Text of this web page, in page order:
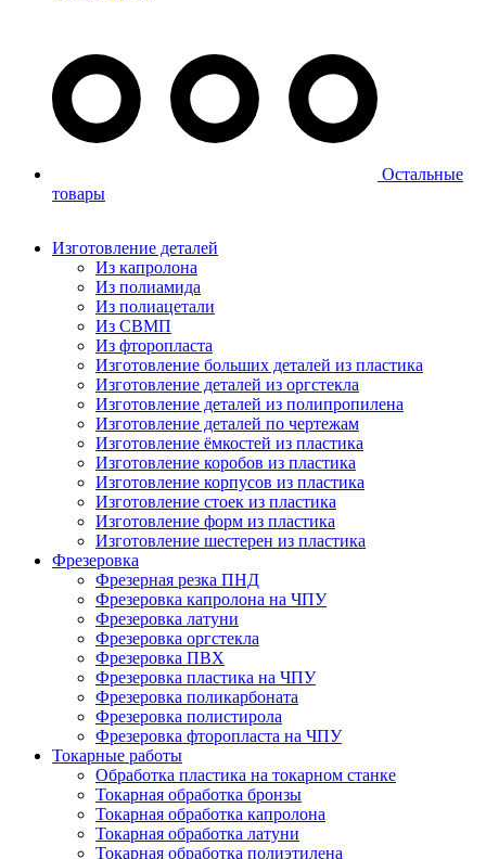
Остальные
товары
Изготовление деталей
Из капролона
Из полиамида
Из полиацетали
Из СВМП
Из фторопласта
Изготовление больших деталей из пластика
Изготовление деталей из оргстекла
Изготовление деталей из полипропилена
Изготовление деталей по чертежам
Изготовление ёмкостей из пластика
Изготовление коробов из пластика
Изготовление корпусов из пластика
Изготовление стоек из пластика
Изготовление форм из пластика
Изготовление шестерен из пластика
Фрезеровка
Фрезерная резка ПНД
Фрезеровка капролона на ЧПУ
Фрезеровка латуни
Фрезеровка оргстекла
Фрезеровка ПВХ
Фрезеровка пластика на ЧПУ
Фрезеровка поликарбоната
Фрезеровка полистирола
Фрезеровка фторопласта на ЧПУ
Токарные работы
Обработка пластика на токарном станке
Токарная обработка бронзы
Токарная обработка капролона
Токарная обработка латуни
Токарная обработка полиэтилена